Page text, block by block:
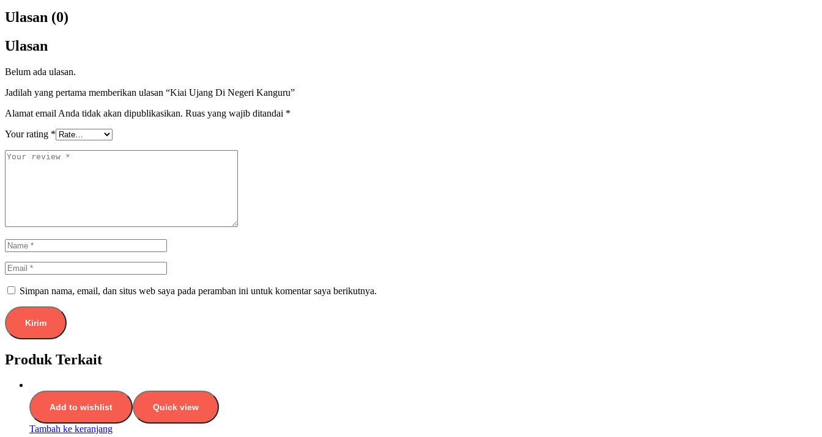
Ulasan (0)
Ulasan
Belum ada ulasan.
Jadilah yang pertama memberikan ulasan “Kiai Ujang Di Negeri Kanguru”
Alamat email Anda tidak akan dipublikasikan. Ruas yang wajib ditandai *
Your rating *
Simpan nama, email, dan situs web saya pada peramban ini untuk komentar saya berikutnya.
Produk Terkait
Add to wishlist Quick view
Tambah ke keranjang